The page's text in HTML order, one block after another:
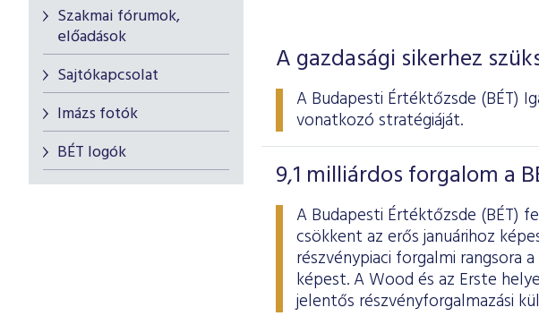
Szakmai fórumok,
előadások
Sajtókapcsolat
Imázs fotók
BÉT logók
A gazdasági sikerhez
A Budapesti Értéktőzsde (BÉT)
vonatkozó stratégiáját.
9,1 milliárdos forgalom a
A Budapesti Értéktőzsde (BÉT)
csökkent az erős januárihoz
részvénypiaci forgalmi rangsora
képest. A Wood és az Erste
jelentős részvényforgalmazási